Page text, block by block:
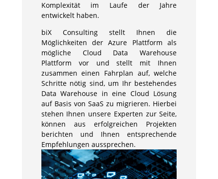
Komplexität im Laufe der Jahre
entwickelt haben.
biX Consulting stellt Ihnen die
Möglichkeiten der Azure Plattform als
mögliche Cloud Data Warehouse
Plattform vor und stellt mit Ihnen
zusammen einen Fahrplan auf, welche
Schritte nötig sind, um Ihr bestehendes
Data Warehouse in eine Cloud Lösung
auf Basis von SaaS zu migrieren. Hierbei
stehen Ihnen unsere Experten zur Seite,
können aus erfolgreichen Projekten
berichten und Ihnen entsprechende
Empfehlungen aussprechen.